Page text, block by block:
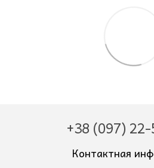
+38 (097)
Контактная